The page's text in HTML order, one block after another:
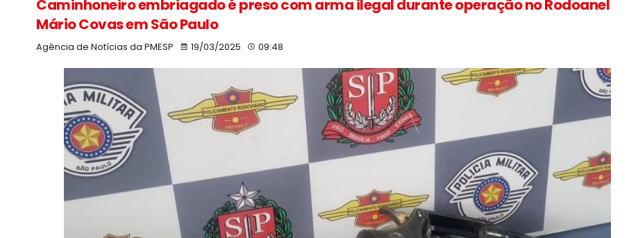
Caminhoneiro embriagado é preso com arma ilegal durante operação no Rodoanel
Mário Covas em São Paulo
Agência de Notícias da PMESP 19/03/2025 09:48